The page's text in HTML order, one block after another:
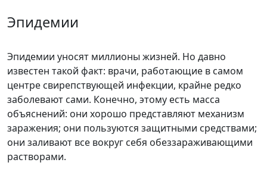
Эпидемии
Эпидемии уносят миллионы жизней. Но давно
известен такой факт: врачи, работающие в самом
центре свирепствующей инфекции, крайне редко
заболевают сами. Конечно, этому есть масса
объяснений: они хорошо представляют механизм
заражения; они пользуются защитными средствами;
они заливают все вокруг себя обеззараживающими
растворами.